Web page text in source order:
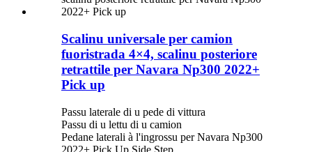
Scalinu universale per camion
fuoristrada 4×4, scalinu posteriore
retrattile per Navara Np300 2022+
Pick up
Passu laterale di u pede di vittura
Passu di u lettu di u camion
Pedane laterali à l'ingrossu per Navara Np300
2022+ Pick Up Side Step